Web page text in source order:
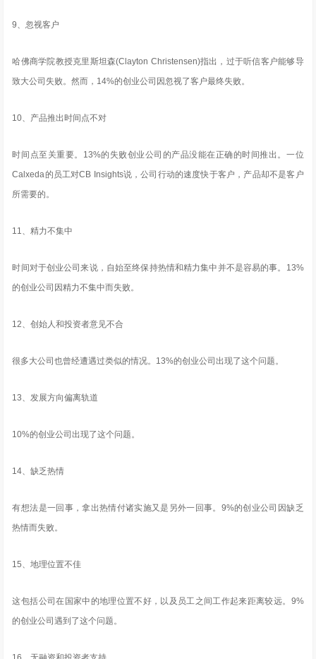
9、忽视客户
哈佛商学院教授克里斯坦森(Clayton Christensen)指出，过于听信客户能够导
致大公司失败。然而，14%的创业公司因忽视了客户最终失败。
10、产品推出时间点不对
时间点至关重要。13%的失败创业公司的产品没能在正确的时间推出。一位
Calxeda的员工对CB Insights说，公司行动的速度快于客户，产品却不是客户
所需要的。
11、精力不集中
时间对于创业公司来说，自始至终保持热情和精力集中并不是容易的事。13%
的创业公司因精力不集中而失败。
12、创始人和投资者意见不合
很多大公司也曾经遭遇过类似的情况。13%的创业公司出现了这个问题。
13、发展方向偏离轨道
10%的创业公司出现了这个问题。
14、缺乏热情
有想法是一回事，拿出热情付诸实施又是另外一回事。9%的创业公司因缺乏
热情而失败。
15、地理位置不佳
这包括公司在国家中的地理位置不好，以及员工之间工作起来距离较远。9%
的创业公司遇到了这个问题。